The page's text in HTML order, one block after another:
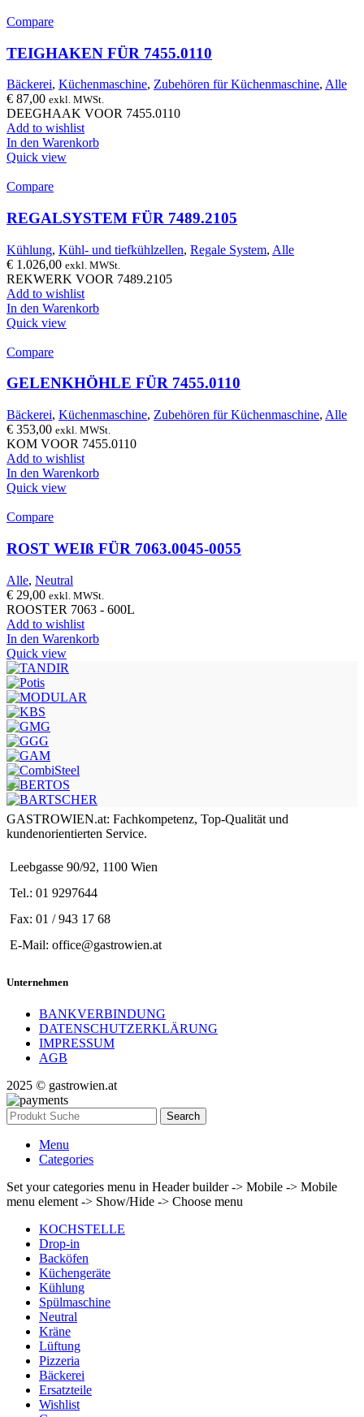
Compare
TEIGHAKEN FÜR 7455.0110
Bäckerei, Küchenmaschine, Zubehören für Küchenmaschine, Alle
€ 87,00 exkl. MWSt.
DEEGHAAK VOOR 7455.0110
Add to wishlist
In den Warenkorb
Quick view
Compare
REGALSYSTEM FÜR 7489.2105
Kühlung, Kühl- und tiefkühlzellen, Regale System, Alle
€ 1.026,00 exkl. MWSt.
REKWERK VOOR 7489.2105
Add to wishlist
In den Warenkorb
Quick view
Compare
GELENKHÖHLE FÜR 7455.0110
Bäckerei, Küchenmaschine, Zubehören für Küchenmaschine, Alle
€ 353,00 exkl. MWSt.
KOM VOOR 7455.0110
Add to wishlist
In den Warenkorb
Quick view
Compare
ROST WEIß FÜR 7063.0045-0055
Alle, Neutral
€ 29,00 exkl. MWSt.
ROOSTER 7063 - 600L
Add to wishlist
In den Warenkorb
Quick view
GASTROWIEN.at: Fachkompetenz, Top-Qualität und
kundenorientierten Service.
Leebgasse 90/92, 1100 Wien
Tel.: 01 9297644
Fax: 01 / 943 17 68
E-Mail: office@gastrowien.at
Unternehmen
BANKVERBINDUNG
DATENSCHUTZERKLÄRUNG
IMPRESSUM
AGB
2025 © gastrowien.at
Search
Menu
Categories
Set your categories menu in Header builder -> Mobile -> Mobile
menu element -> Show/Hide -> Choose menu
KOCHSTELLE
Drop-in
Backöfen
Küchengeräte
Kühlung
Spülmaschine
Neutral
Kräne
Lüftung
Pizzeria
Bäckerei
Ersatzteile
Wishlist